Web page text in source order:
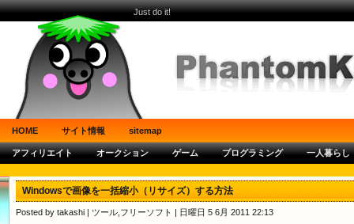
Just do it!
HOME サイト情報 sitemap
アフィリエイト オークション ゲーム プログラミング 一人暮らし
Windowsで画像を一括縮小（リサイズ）する方法
Posted by takashi | ツール フリーソフト | 日曜日 5 6月 2011 22:13